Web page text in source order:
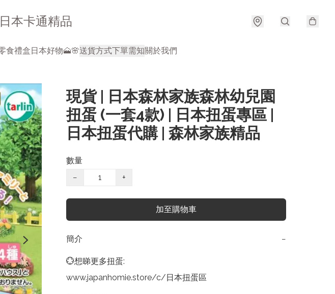
本卡通精品
食禮盒日本好物🗻🌸送貨方式下單需知關於我們
現貨 | 日本森林家族森林幼兒園
扭蛋 (一套4款) | 日本扭蛋專區 |
日本扭蛋代購 | 森林家族精品
數量
−
+
加至購物車
簡介 −
💮想睇更多扭蛋:
www.japanhomie.store/c/日本扭蛋區